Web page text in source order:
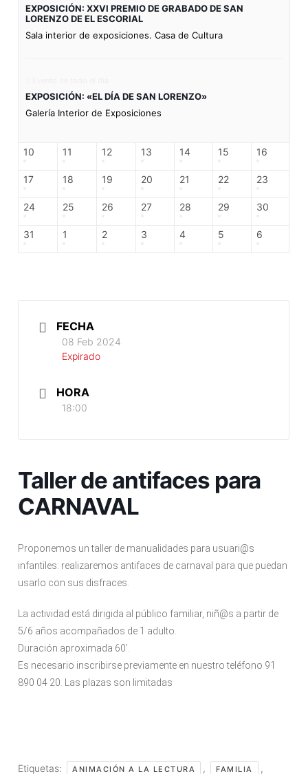
EXPOSICIÓN: XXVI PREMIO DE GRABADO DE SAN
LORENZO DE EL ESCORIAL
Sala interior de exposiciones. Casa de Cultura
EXPOSICIÓN: «EL DÍA DE SAN LORENZO»
Galería Interior de Exposiciones
10 11 12 13 14 15 16
17 18 19 20 21 22 23
24 25 26 27 28 29 30
31 1 2 3 4 5 6
FECHA
08 Feb 2024
Expirado
HORA
18:00
Taller de antifaces para
CARNAVAL
Proponemos un taller de manualidades para usuari@s
infantiles: realizaremos antifaces de carnaval para que puedan
usarlo con sus disfraces.
La actividad está dirigida al público familiar, niñ@s a partir de
5/6 años acompañados de 1 adulto.
Duración aproximada 60’.
Es necesario inscribirse previamente en nuestro teléfono 91
890 04 20. Las plazas son limitadas
Etiquetas: ANIMACIÓN A LA LECTURA , FAMILIA ,